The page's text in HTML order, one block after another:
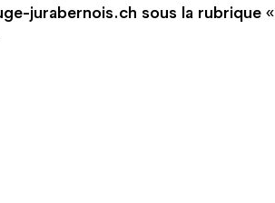
jurabernois.ch sous la rubrique «